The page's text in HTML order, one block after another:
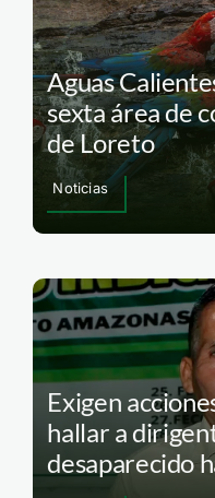
Aguas
sexta área de
de Loreto
Noticias
Exigen
hallar a
desaparecido